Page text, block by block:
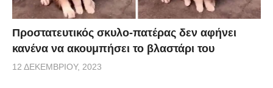
Προστατευτικός σκυλο-πατέρας δεν αφήνει
κανένα να ακουμπήσει το βλαστάρι του
12 ΔΕΚΕΜΒΡΊΟΥ, 2023